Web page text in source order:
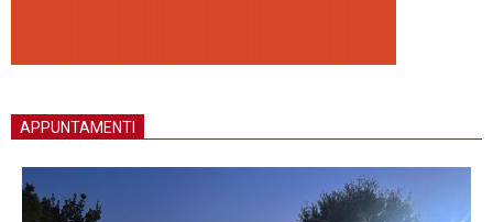
APPUNTAMENTI